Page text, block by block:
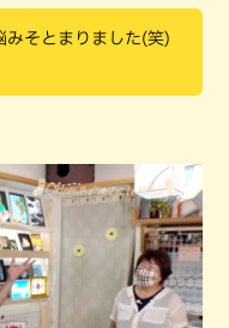
みそとまりました(笑)